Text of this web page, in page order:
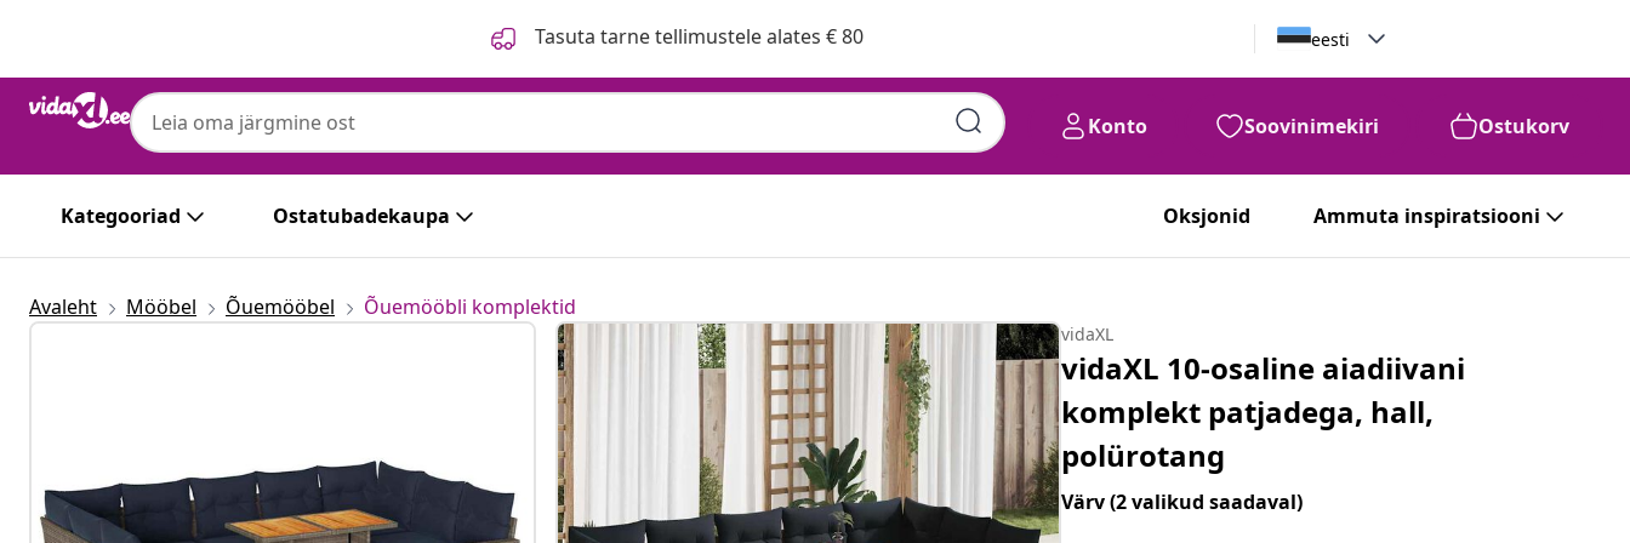
Tasuta tarne tellimustele alates € 80 eesti
Konto Soovinimekiri Ostukorv
Kategooriad Ostatubadekaupa Oksjonid Ammuta inspiratsiooni
Avaleht Mööbel Õuemööbel Õuemööbli komplektid
vidaXL
vidaXL 10-osaline aiadiivani
komplekt patjadega, hall,
polürotang
Värv(2 valikud saadaval)